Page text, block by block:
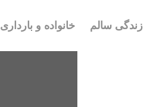
زندگی سالم خانواده و بارداری